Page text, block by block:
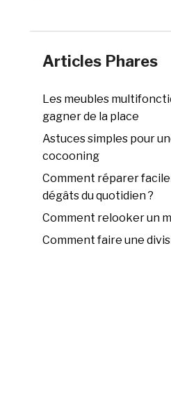
Articles Phares
Les meubles
gagner de la place
Astuces simples pour
cocooning
Comment réparer
dégâts du quotidien ?
Comment relooker un
Comment faire une